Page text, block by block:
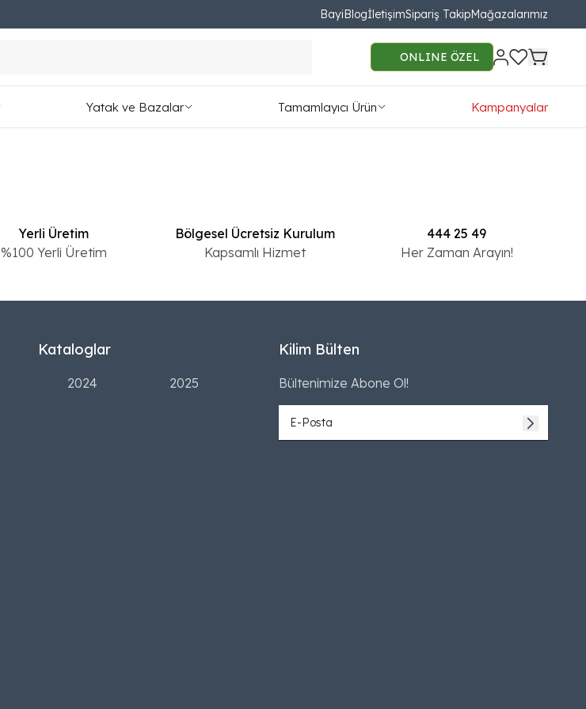
BayiBlogİletişimSipariş TakipMağazalarımız
ONLINE ÖZEL
Yatak ve Bazalar Tamamlayıcı Ürün Kampanyalar
Liste Görünüm Son Eklenen
Yerli Üretim
%100 Yerli Üretim
Bölgesel Ücretsiz Kurulum
Kapsamlı Hizmet
444 25 49
Her Zaman Arayın!
Kataloglar
2024 2025
Kilim Bülten
Bültenimize Abone Ol!